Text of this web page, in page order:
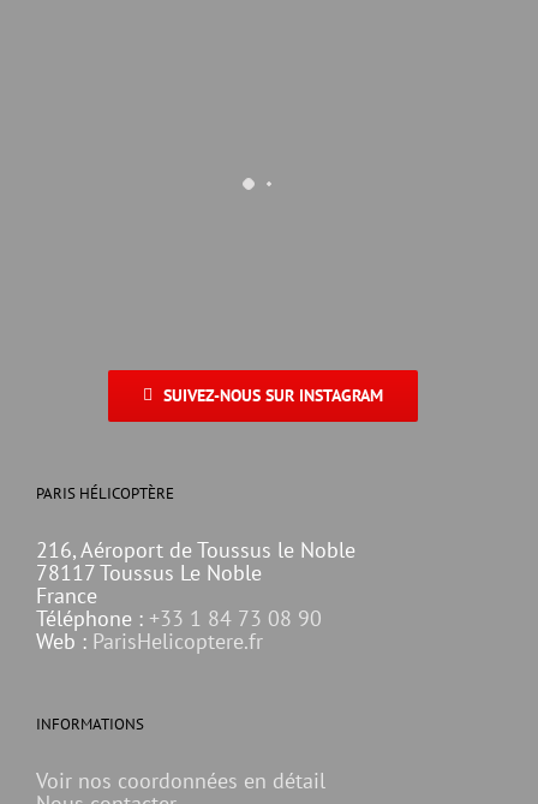
SUIVEZ-NOUS SUR INSTAGRAM
PARIS HÉLICOPTÈRE
216, Aéroport de Toussus le Noble
78117 Toussus Le Noble
France
Téléphone : +33 1 84 73 08 90
Web : ParisHelicoptere.fr
INFORMATIONS
Voir nos coordonnées en détail